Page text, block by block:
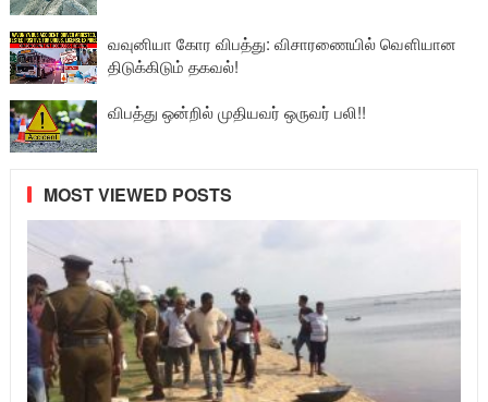
வவுனியா கோர விபத்து: விசாரணையில் வௌியான
திடுக்கிடும் தகவல்!
விபத்து ஒன்றில் முதியவர் ஒருவர் பலி!!
MOST VIEWED POSTS